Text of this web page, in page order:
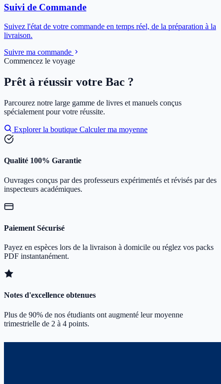
Suivi de Commande
Suivez l'état de votre commande en temps réel, de la préparation à la
livraison.
Suivre ma commande
Commencez le voyage
Prêt à réussir votre Bac ?
Parcourez notre large gamme de livres et manuels conçus
spécialement pour votre réussite.
Explorer la boutique Calculer ma moyenne
Qualité 100% Garantie
Ouvrages conçus par des professeurs expérimentés et révisés par des
inspecteurs académiques.
Paiement Sécurisé
Payez en espèces lors de la livraison à domicile ou réglez vos packs
PDF instantanément.
Notes d'excellence obtenues
Plus de 90% de nos étudiants ont augmenté leur moyenne
trimestrielle de 2 à 4 points.